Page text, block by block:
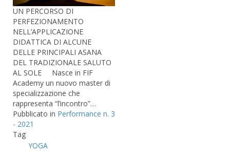
UN PERCORSO DI
PERFEZIONAMENTO
NELL’APPLICAZIONE
DIDATTICA DI ALCUNE
DELLE PRINCIPALI ASANA
DEL TRADIZIONALE SALUTO
AL SOLE Nasce in FIF
Academy un nuovo master di
specializzazione che
rappresenta “l’incontro”…
Pubblicato in Performance n. 3
- 2021
Tag
YOGA